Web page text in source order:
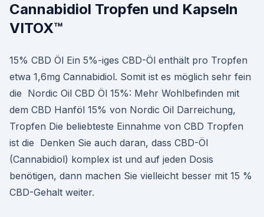
Cannabidiol Tropfen und Kapseln
VITOX™
15% CBD Öl Ein 5%-iges CBD-Öl enthält pro Tropfen
etwa 1,6mg Cannabidiol. Somit ist es möglich sehr fein
die Nordic Oil CBD Öl 15%: Mehr Wohlbefinden mit
dem CBD Hanföl 15% von Nordic Oil Darreichung,
Tropfen Die beliebteste Einnahme von CBD Tropfen
ist die Denken Sie auch daran, dass CBD-Öl
(Cannabidiol) komplex ist und auf jeden Dosis
benötigen, dann machen Sie vielleicht besser mit 15 %
CBD-Gehalt weiter.